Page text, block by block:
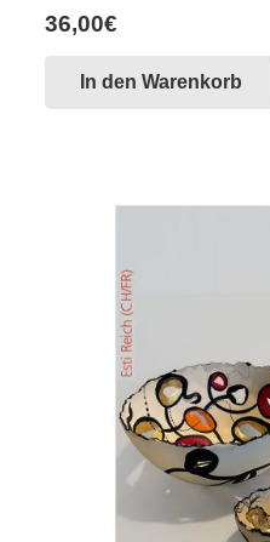
36,00€
In den Warenkorb